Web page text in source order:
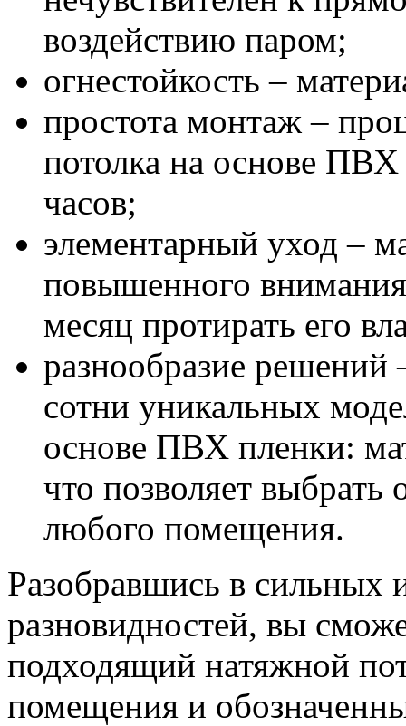
воздействию паром;
огнестойкость –
простота монтаж –
потолка на основе ПВХ
часов;
элементарный уход –
повышенного
месяц протирать его
разнообразие решений
сотни уникальных
основе ПВХ пленки:
что позволяет
любого помещения.
Разобравшись в сильных
разновидностей, вы
подходящий натяжной
помещения и